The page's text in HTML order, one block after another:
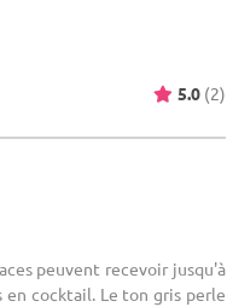
5.0 (2)
peuvent recevoir jusqu'à
en cocktail. Le ton gris perle